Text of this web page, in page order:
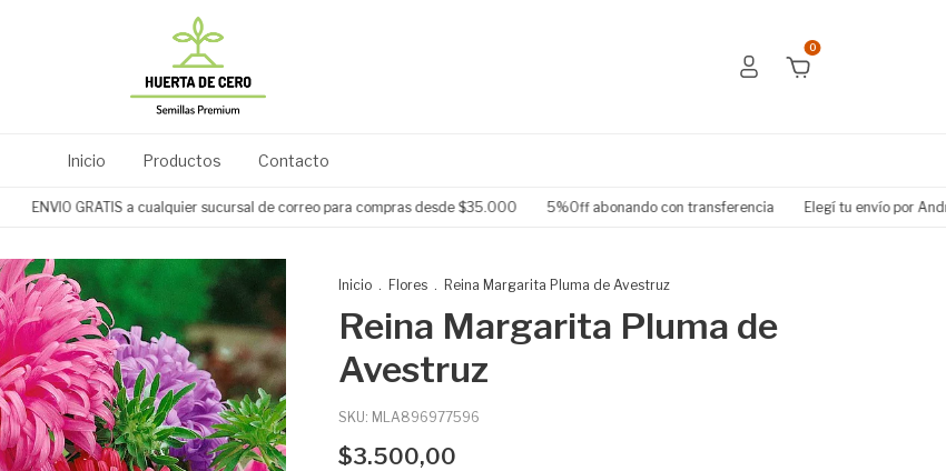
0
Inicio Productos Contacto
ENVIO GRATIS a cualquier sucursal de correo para compras desde $35.000 5%Off abonando con transferencia Elegí tu envío por Andreani
Inicio . Flores . Reina Margarita Pluma de Avestruz
Reina Margarita Pluma de
Avestruz
SKU: MLA896977596
$3.500,00